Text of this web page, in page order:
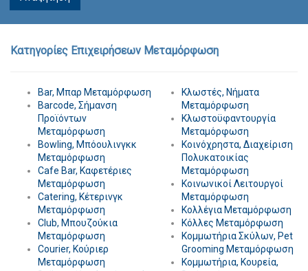
Κατηγορίες Επιχειρήσεων Μεταμόρφωση
Bar, Μπαρ Μεταμόρφωση
Barcode, Σήμανση
Προϊόντων
Μεταμόρφωση
Bowling, Μπόουλινγκκ
Μεταμόρφωση
Cafe Bar, Καφετέριες
Μεταμόρφωση
Catering, Κέτερινγκ
Μεταμόρφωση
Club, Μπουζούκια
Μεταμόρφωση
Courier, Κούριερ
Μεταμόρφωση
Κλωστές, Νήματα
Μεταμόρφωση
Κλωστοϋφαντουργία
Μεταμόρφωση
Κοινόχρηστα, Διαχείριση
Πολυκατοικίας
Μεταμόρφωση
Κοινωνικοί Λειτουργοί
Μεταμόρφωση
Κολλέγια Μεταμόρφωση
Κόλλες Μεταμόρφωση
Κομμωτήρια Σκύλων, Pet
Grooming Μεταμόρφωση
Κομμωτήρια, Κουρεία,